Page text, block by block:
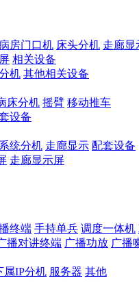
房门口机 床头分机 走廊显
相关设备
机 其他相关设备
床分机 摇臂 移动推车
设备
系统分机 走廊显示 配套设备
走廊显示屏
终端 手持单兵 调度一体机
播对讲终端 广播功放 广播
属IP分机 服务器 其他